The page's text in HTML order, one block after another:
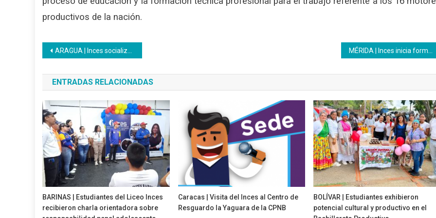
productivos de la nación.
Navegación
de
entradas
ARAGUA | Inces socializará el Sistema de Educación de Formación Técnica Profesional con instituciones educativas de la entidad aragueña
ENTRADAS RELACIONADAS
BARINAS | Estudiantes del Liceo Inces
recibieron charla orientadora sobre
Caracas | Visita del Inces al Centro de
Resguardo la Yaguara de la CPNB
BOLÍVAR | Estudiantes exhibieron
potencial cultural y productivo en el